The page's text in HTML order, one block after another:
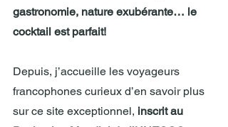
gastronomie, nature exubérante… le
cocktail est parfait!
Depuis, j’accueille les voyageurs
francophones curieux d’en savoir plus
sur ce site exceptionnel, inscrit au